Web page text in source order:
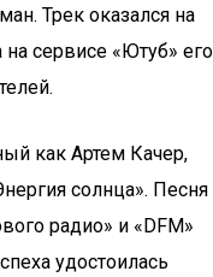
Трек оказался на
сервисе «Ютуб» его
как Артем Качер,
солнца». Песня
радио» и «DFM»
удостоилась